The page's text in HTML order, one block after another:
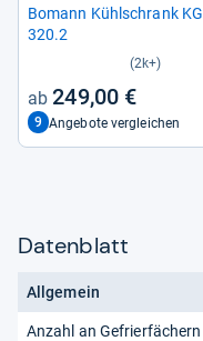
Bomann Kühl­schrank KG
320.2
(2k+)
249,00 €
9 Angebote vergleichen
Datenblatt
Allgemein
Anzahl an Gefrierfächern